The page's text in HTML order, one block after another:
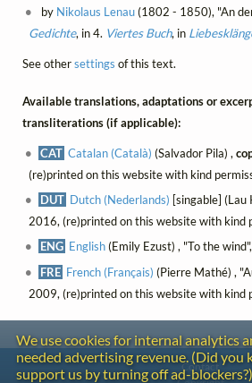
by Nikolaus Lenau(1802 - 1850), "An
Gedichte, in 4. Viertes Buch, in
See othersettings of this text.
Available translations, adaptations or
transliterations (if applicable):
CAT Catalan (Català) (Salvador Pila) ,
(re)printed on this website with kind
DUT Dutch (Nederlands) [singable] (Lau
2016, (re)printed on this website with kind
ENG English(Emily Ezust) , "To the
FRE French (Français) (Pierre Mathé) ,
2009, (re)printed on this website with kind
We use cookies for internal analytics
needed advertising revenue. (Did you
support us by turning off ad-Contact